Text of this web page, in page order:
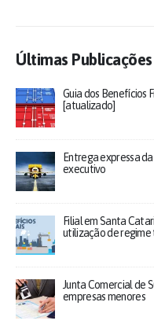
Últimas Publicações
Guia dos Benefícios
[atualizado]
Entrega expressa
executivo
Filial em Santa
utilização de
Junta Comercial de
empresas menores